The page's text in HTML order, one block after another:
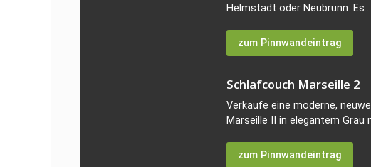
Helmstadt oder Neubrunn. Es...
zum Pinnwandeintrag
Schlafcouch Marseille 2
Verkaufe eine moderne,
Marseille II in elegantem Grau
zum Pinnwandeintrag